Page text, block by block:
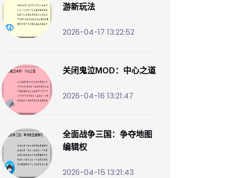
游新玩法
2026-04-17 13:22:52
关闭鬼泣MOD：中心之道
2026-04-16 13:21:47
全面战争三国：争夺地图
编辑权
2026-04-15 13:21:43